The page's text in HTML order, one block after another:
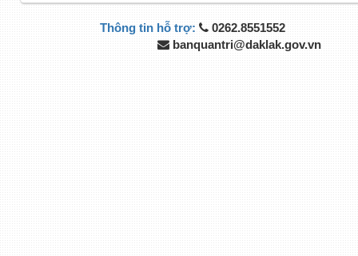
Thông tin hỗ trợ:
0262.8551552
banquantri@daklak.gov.vn